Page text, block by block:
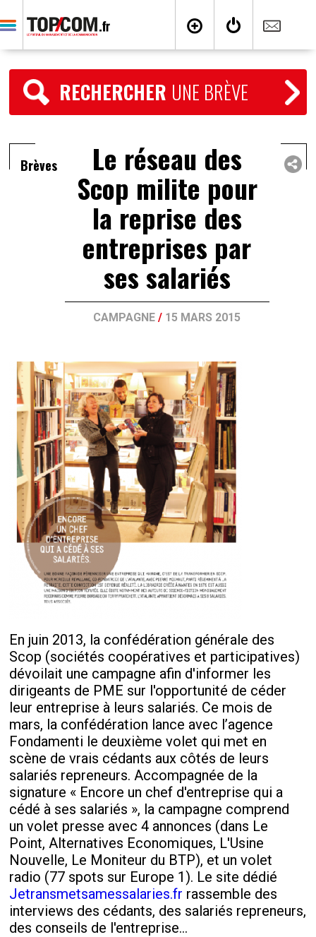
RECHERCHER UNE BRÈVE
Brèves Le réseau des
Scop milite pour
la reprise des
entreprises par
ses salariés
CAMPAGNE / 15 MARS 2015
En juin 2013, la confédération générale des
Scop (sociétés coopératives et participatives)
dévoilait une campagne afin d'informer les
dirigeants de PME sur l'opportunité de céder
leur entreprise à leurs salariés. Ce mois de
mars, la confédération lance avec l’agence
Fondamenti le deuxième volet qui met en
scène de vrais cédants aux côtés de leurs
salariés repreneurs. Accompagnée de la
signature « Encore un chef d'entreprise qui a
cédé à ses salariés », la campagne comprend
un volet presse avec 4 annonces (dans Le
Point, Alternatives Economiques, L'Usine
Nouvelle, Le Moniteur du BTP), et un volet
radio (77 spots sur Europe 1). Le site dédié
Jetransmetsamessalaries.fr rassemble des
interviews des cédants, des salariés repreneurs,
des conseils de l'entreprise...